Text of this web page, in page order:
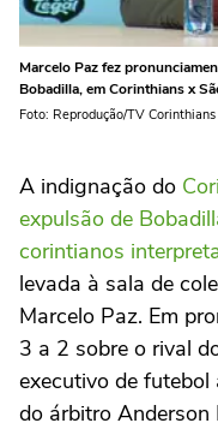
Marcelo Paz fez
Bobadilla, em Corinthians x
Foto: Reprodução/TV
A indignação do
expulsão de
corintianos
levada à sala de
Marcelo Paz. Em
3 a 2 sobre o rival
executivo de
do árbitro Anderson